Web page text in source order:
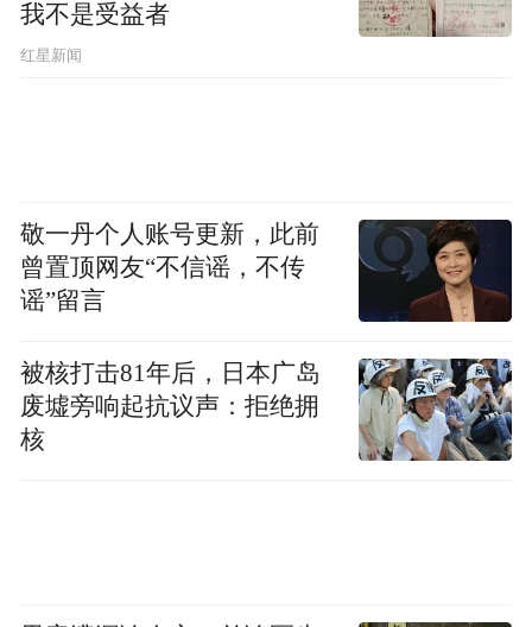
我不是受益者
红星新闻
敬一丹个人账号更新，此前
曾置顶网友“不信谣，不传
谣”留言
被核打击81年后，日本广岛
废墟旁响起抗议声：拒绝拥
核